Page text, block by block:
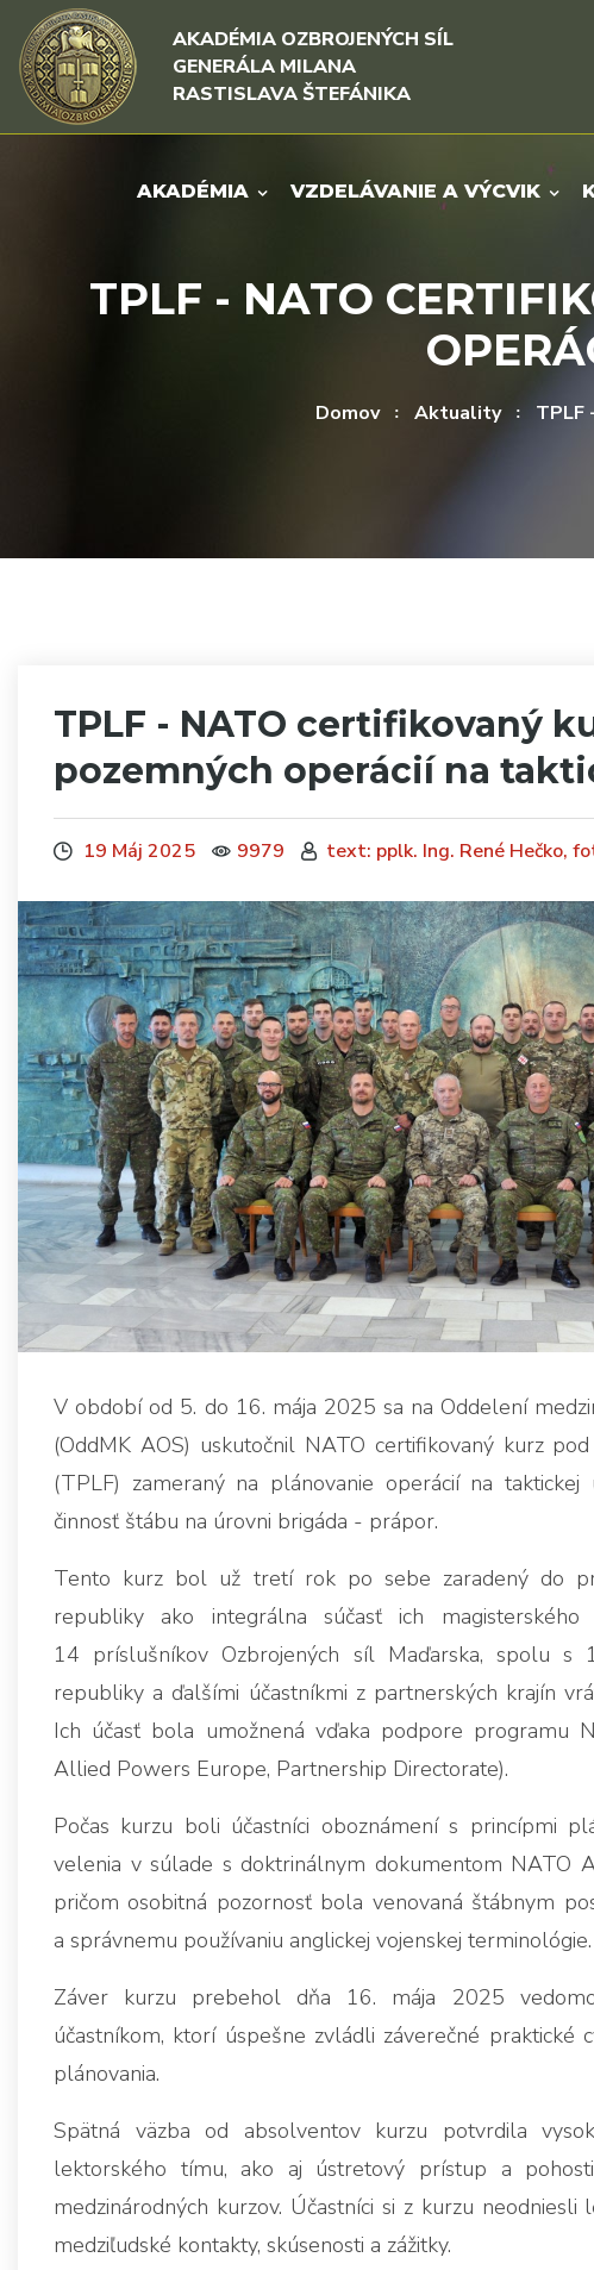
Rovno na obsah
Rovno na menu
AKADÉMIA OZBROJENÝCH SÍL
GENERÁLA MILANA
RASTISLAVA ŠTEFÁNIKA
AKADÉMIA VZDELÁVANIE A VÝCVIK
TPLF - NATO
Domov Aktuality TPLF
TPLF - NATO certifikovaný
pozemných operácií na
19 Máj 2025 9979 text: pplk. Ing. René Hečko,
V období od 5. do 16. mája 2025 sa na Oddelení
(OddMK AOS) uskutočnil NATO certifikovaný kurz
(TPLF) zameraný na plánovanie operácií na
činnosť štábu na úrovni brigáda - prápor.
Tento kurz bol už tretí rok po sebe zaradený do
republiky ako integrálna súčasť ich magisterského
14 príslušníkov Ozbrojených síl Maďarska, spolu s
republiky a ďalšími účastníkmi z partnerských krajín
Ich účasť bola umožnená vďaka podpore programu
Allied Powers Europe, Partnership Directorate).
Počas kurzu boli účastníci oboznámení s princípmi
velenia v súlade s doktrinálnym dokumentom NATO
pričom osobitná pozornosť bola venovaná štábnym
a správnemu používaniu anglickej vojenskej terminológie.
Záver kurzu prebehol dňa 16. mája 2025
účastníkom, ktorí úspešne zvládli záverečné praktické
plánovania.
Spätná väzba od absolventov kurzu potvrdila
lektorského tímu, ako aj ústretový prístup a
medzinárodných kurzov. Účastníci si z kurzu
medziľudské kontakty, skúsenosti a zážitky.